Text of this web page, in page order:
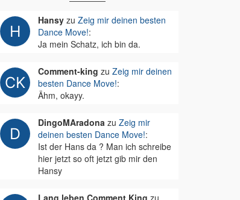
Hansyzu Zeig mir deinen besten
Dance Move!:
Ja mein Schatz, ich bin da.
Comment-king zu Zeig mir deinen
besten Dance Move!:
Ähm, okayy.
DingoMAradonazu Zeig mir
deinen besten Dance Move!:
Ist der Hans da ? Man ich schreibe
hier jetzt so oft jetzt gib mir den
Hansy
Lang leben Comment King zu